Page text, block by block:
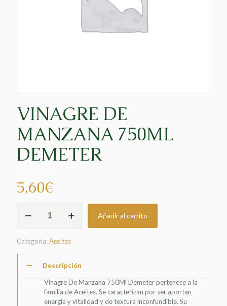
VINAGRE DE
MANZANA 750ML
DEMETER
5,60€
DEMETER
cantidad
Añadir al carrito
Categoría:Aceites
Descripción
Vinagre De Manzana 750Ml Demeter pertenece a la
familia de Aceites. Se caracterizan por ser aportan
energía y vitalidad y de textura inconfundible. Su